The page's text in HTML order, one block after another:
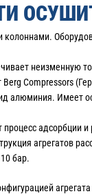
неизменную
Compressors
Имеет
адсорбции
агрегатов
бар.